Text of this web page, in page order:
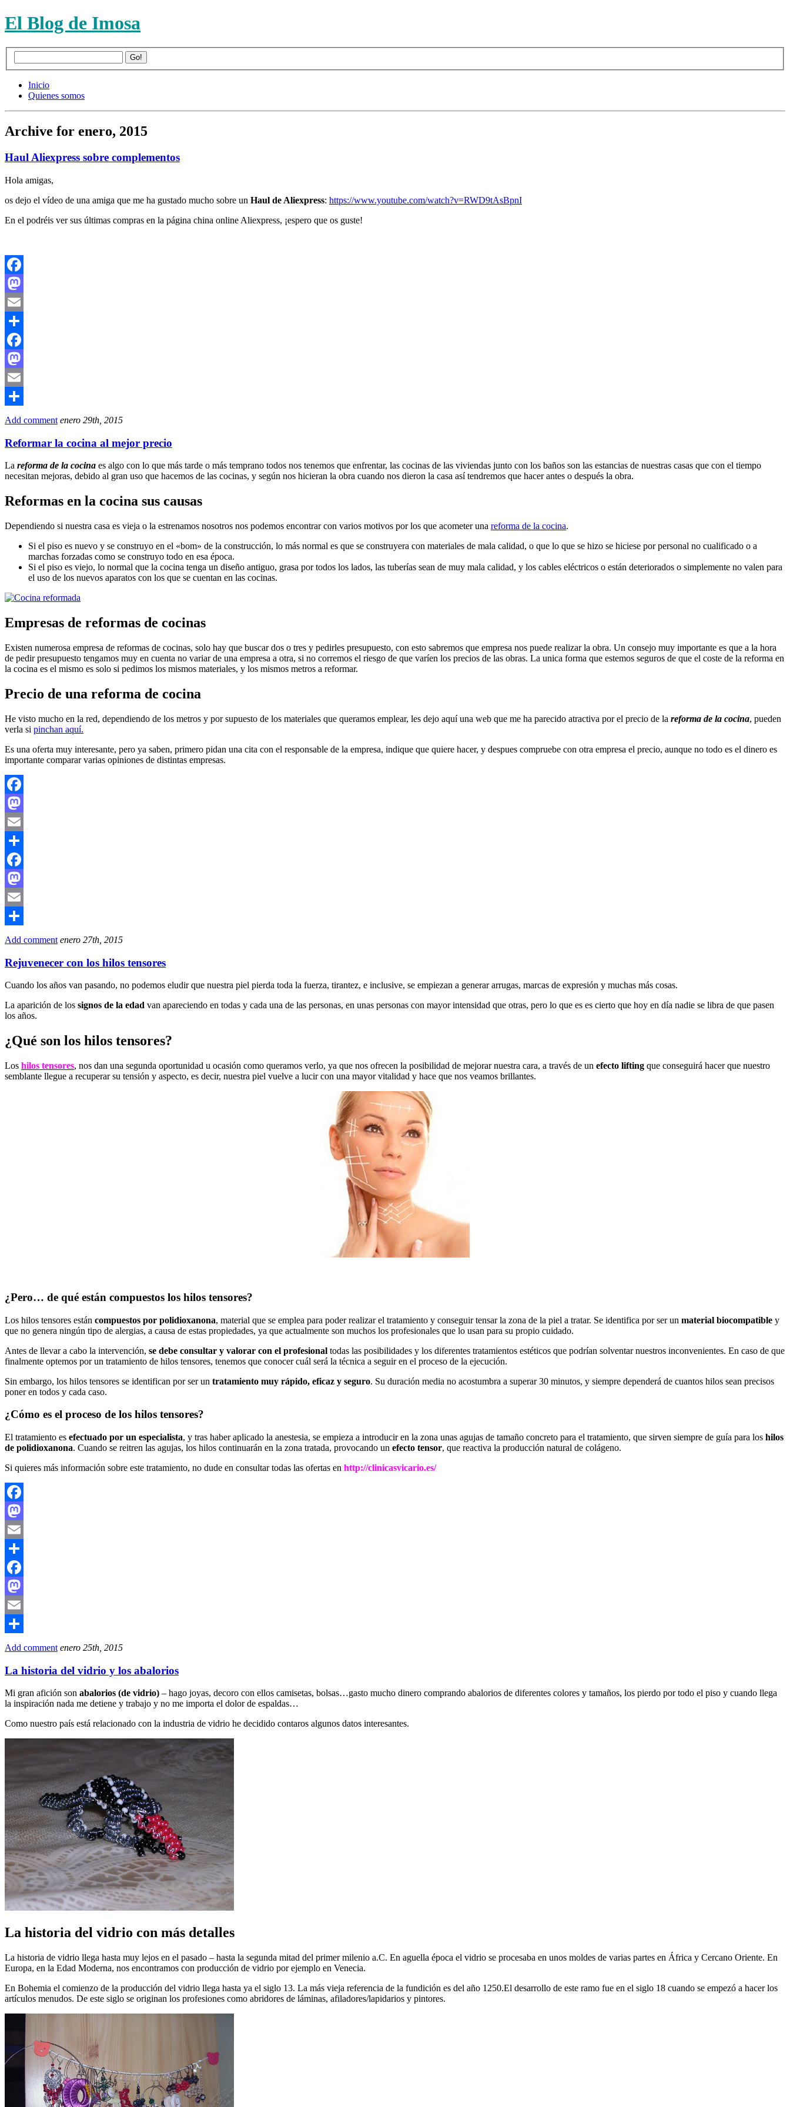
El Blog de Imosa
Inicio
Quienes somos
Archive for enero, 2015
Haul Aliexpress sobre complementos
Hola amigas,
os dejo el vídeo de una amiga que me ha gustado mucho sobre un Haul de Aliexpress: https://www.youtube.com/watch?v=RWD9tAsBpnI
En el podréis ver sus últimas compras en la página china online Aliexpress, ¡espero que os guste!
Facebook
Mastodon
Email
Compartir
Facebook
Mastodon
Email
Compartir
Add comment enero 29th, 2015
Reformar la cocina al mejor precio
La reforma de la cocina es algo con lo que más tarde o más temprano todos nos tenemos que enfrentar, las cocinas de las viviendas junto con los baños son las estancias de nuestras casas que con el tiempo
necesitan mejoras, debido al gran uso que hacemos de las cocinas, y según nos hicieran la obra cuando nos dieron la casa así tendremos que hacer antes o después la obra.
Reformas en la cocina sus causas
Dependiendo si nuestra casa es vieja o la estrenamos nosotros nos podemos encontrar con varios motivos por los que acometer una reforma de la cocina.
Si el piso es nuevo y se construyo en el «bom» de la construcción, lo más normal es que se construyera con materiales de mala calidad, o que lo que se hizo se hiciese por personal no cualificado o a
marchas forzadas como se construyo todo en esa época.
Si el piso es viejo, lo normal que la cocina tenga un diseño antiguo, grasa por todos los lados, las tuberías sean de muy mala calidad, y los cables eléctricos o están deteriorados o simplemente no valen para
el uso de los nuevos aparatos con los que se cuentan en las cocinas.
Empresas de reformas de cocinas
Existen numerosa empresa de reformas de cocinas, solo hay que buscar dos o tres y pedirles presupuesto, con esto sabremos que empresa nos puede realizar la obra. Un consejo muy importante es que a la hora
de pedir presupuesto tengamos muy en cuenta no variar de una empresa a otra, si no corremos el riesgo de que varíen los precios de las obras. La unica forma que estemos seguros de que el coste de la reforma en
la cocina es el mismo es solo si pedimos los mismos materiales, y los mismos metros a reformar.
Precio de una reforma de cocina
He visto mucho en la red, dependiendo de los metros y por supuesto de los materiales que queramos emplear, les dejo aquí una web que me ha parecido atractiva por el precio de la reforma de la cocina, pueden
verla si pinchan aquí.
Es una oferta muy interesante, pero ya saben, primero pidan una cita con el responsable de la empresa, indique que quiere hacer, y despues compruebe con otra empresa el precio, aunque no todo es el dinero es
importante comparar varias opiniones de distintas empresas.
Facebook
Mastodon
Email
Compartir
Facebook
Mastodon
Email
Compartir
Add comment enero 27th, 2015
Rejuvenecer con los hilos tensores
Cuando los años van pasando, no podemos eludir que nuestra piel pierda toda la fuerza, tirantez, e inclusive, se empiezan a generar arrugas, marcas de expresión y muchas más cosas.
La aparición de los signos de la edad van apareciendo en todas y cada una de las personas, en unas personas con mayor intensidad que otras, pero lo que es es cierto que hoy en día nadie se libra de que pasen
los años.
¿Qué son los hilos tensores?
Los hilos tensores, nos dan una segunda oportunidad u ocasión como queramos verlo, ya que nos ofrecen la posibilidad de mejorar nuestra cara, a través de un efecto lifting que conseguirá hacer que nuestro
semblante llegue a recuperar su tensión y aspecto, es decir, nuestra piel vuelve a lucir con una mayor vitalidad y hace que nos veamos brillantes.
¿Pero… de qué están compuestos los hilos tensores?
Los hilos tensores están compuestos por polidioxanona, material que se emplea para poder realizar el tratamiento y conseguir tensar la zona de la piel a tratar. Se identifica por ser un material biocompatible y
que no genera ningún tipo de alergias, a causa de estas propiedades, ya que actualmente son muchos los profesionales que lo usan para su propio cuidado.
Antes de llevar a cabo la intervención, se debe consultar y valorar con el profesional todas las posibilidades y los diferentes tratamientos estéticos que podrían solventar nuestros inconvenientes. En caso de que
finalmente optemos por un tratamiento de hilos tensores, tenemos que conocer cuál será la técnica a seguir en el proceso de la ejecución.
Sin embargo, los hilos tensores se identifican por ser un tratamiento muy rápido, eficaz y seguro. Su duración media no acostumbra a superar 30 minutos, y siempre dependerá de cuantos hilos sean precisos
poner en todos y cada caso.
¿Cómo es el proceso de los hilos tensores?
El tratamiento es efectuado por un especialista, y tras haber aplicado la anestesia, se empieza a introducir en la zona unas agujas de tamaño concreto para el tratamiento, que sirven siempre de guía para los hilos
de polidioxanona. Cuando se reitren las agujas, los hilos continuarán en la zona tratada, provocando un efecto tensor, que reactiva la producción natural de colágeno.
Si quieres más información sobre este tratamiento, no dude en consultar todas las ofertas en http://clinicasvicario.es/
Facebook
Mastodon
Email
Compartir
Facebook
Mastodon
Email
Compartir
Add comment enero 25th, 2015
La historia del vidrio y los abalorios
Mi gran afición son abalorios (de vidrio) – hago joyas, decoro con ellos camisetas, bolsas…gasto mucho dinero comprando abalorios de diferentes colores y tamaños, los pierdo por todo el piso y cuando llega
la inspiración nada me detiene y trabajo y no me importa el dolor de espaldas…
Como nuestro país está relacionado con la industria de vidrio he decidido contaros algunos datos interesantes.
La historia del vidrio con más detalles
La historia de vidrio llega hasta muy lejos en el pasado – hasta la segunda mitad del primer milenio a.C. En aguella época el vidrio se procesaba en unos moldes de varias partes en África y Cercano Oriente. En
Europa, en la Edad Moderna, nos encontramos con producción de vidrio por ejemplo en Venecia.
En Bohemia el comienzo de la producción del vidrio llega hasta ya el siglo 13. La más vieja referencia de la fundición es del año 1250.El desarrollo de este ramo fue en el siglo 18 cuando se empezó a hacer los
artículos menudos. De este siglo se originan los profesiones como abridores de láminas, afiladores/lapidarios y pintores.